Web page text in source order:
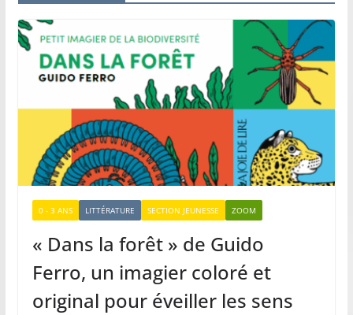
0 - 3 ANS LITTÉRATURE SECTION JEUNESSE ZOOM
« Dans la forêt » de Guido
Ferro, un imagier coloré et
original pour éveiller les sens